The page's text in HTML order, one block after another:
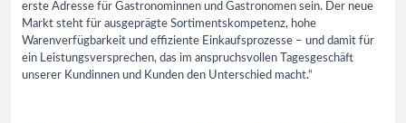
erste Adresse für Gastronominnen und Gastronomen sein. Der neue
Markt steht für ausgeprägte Sortimentskompetenz, hohe
Warenverfügbarkeit und effiziente Einkaufsprozesse – und damit für
ein Leistungsversprechen, das im anspruchsvollen Tagesgeschäft
unserer Kundinnen und Kunden den Unterschied macht.“